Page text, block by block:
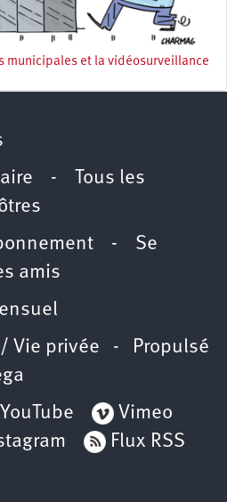
municipales et la vidéosurveillance
-
Tous les
- Se
amis
Vie privée - Propulsé
YouTube
Vimeo
Flux RSS